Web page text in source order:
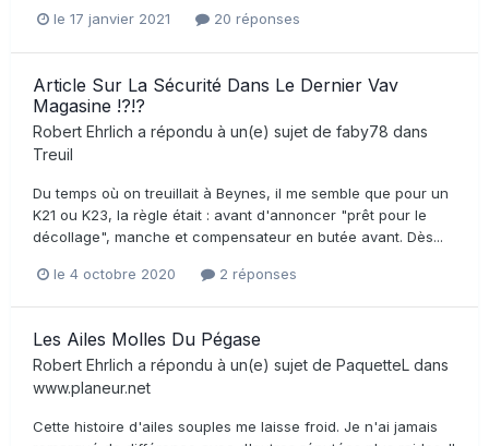
le 17 janvier 2021 20 réponses
Article Sur La Sécurité Dans Le Dernier Vav
Magasine !?!?
Robert Ehrlich a répondu à un(e) sujet de faby78 dans
Treuil
Du temps où on treuillait à Beynes, il me semble que pour un
K21 ou K23, la règle était : avant d'annoncer "prêt pour le
décollage", manche et compensateur en butée avant. Dès...
le 4 octobre 2020 2 réponses
Les Ailes Molles Du Pégase
Robert Ehrlich a répondu à un(e) sujet de PaquetteL dans
www.planeur.net
Cette histoire d'ailes souples me laisse froid. Je n'ai jamais